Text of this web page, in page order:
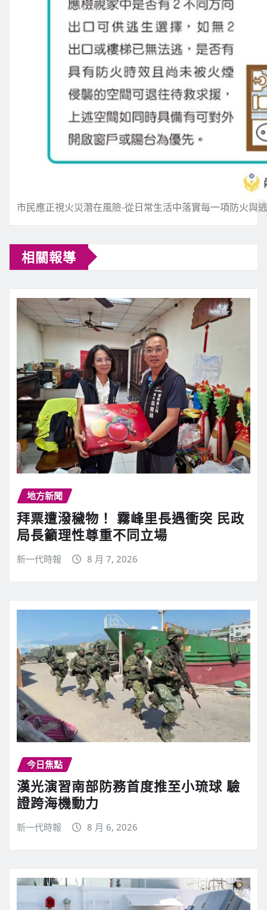
市民應正視火災潛在風險-從日常生活中落實每一項防火與
相關報導
地方新聞
拜票遭潑穢物！ 霧峰里長遇衝突 民政
局長籲理性尊重不同立場
新一代時報 8 月 7, 2026
今日焦點
漢光演習南部防務首度推至小琉球 驗
證跨海機動力
新一代時報 8 月 6, 2026